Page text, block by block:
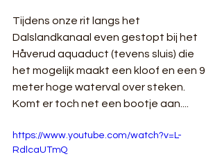
Tijdens onze rit langs het
Dalslandkanaal even gestopt bij het
Håverud aquaduct (tevens sluis) die
het mogelijk maakt een kloof en een 9
meter hoge waterval over steken.
Komt er toch net een bootje aan....
https://www.youtube.com/watch?v=L-
RdlcaUTmQ